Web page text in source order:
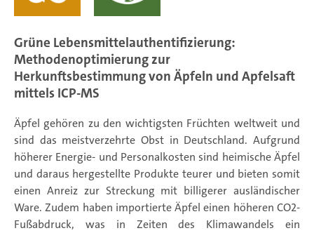
Grüne Lebensmittelauthentifizierung:
Methodenoptimierung zur
Herkunftsbestimmung von Äpfeln und Apfelsaft
mittels ICP-MS
Äpfel gehören zu den wichtigsten Früchten weltweit und
sind das meistverzehrte Obst in Deutschland. Aufgrund
höherer Energie- und Personalkosten sind heimische Äpfel
und daraus hergestellte Produkte teurer und bieten somit
einen Anreiz zur Streckung mit billigerer ausländischer
Ware. Zudem haben importierte Äpfel einen höheren CO2-
Fußabdruck, was in Zeiten des Klimawandels ein